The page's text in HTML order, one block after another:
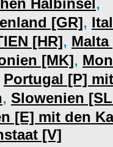
Halbinsel
[GR],
[HR], Malta
[MK],
Portugal [P]
, Slowenien
[E] mit den
[V]